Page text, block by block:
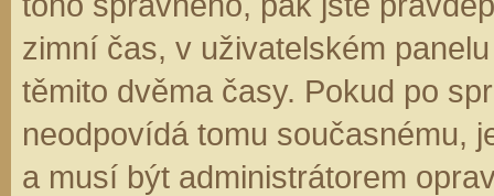
zimní čas, v uživatelském
těmito dvěma časy. Pokud po
neodpovídá tomu současnému,
a musí být administrátorem